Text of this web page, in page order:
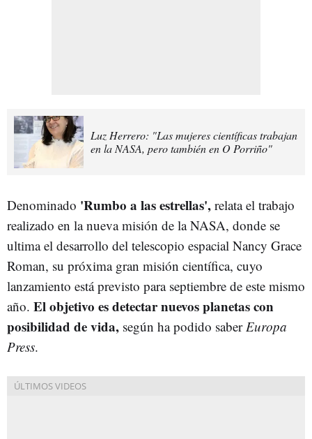
Luz Herrero: "Las mujeres científicas trabajan
en la NASA, pero también en O Porriño"
Denominado 'Rumbo a las estrellas', relata el trabajo
realizado en la nueva misión de la NASA, donde se
ultima el desarrollo del telescopio espacial Nancy Grace
Roman, su próxima gran misión científica, cuyo
lanzamiento está previsto para septiembre de este mismo
año. El objetivo es detectar nuevos planetas con
posibilidad de vida, según ha podido saber Europa
Press.